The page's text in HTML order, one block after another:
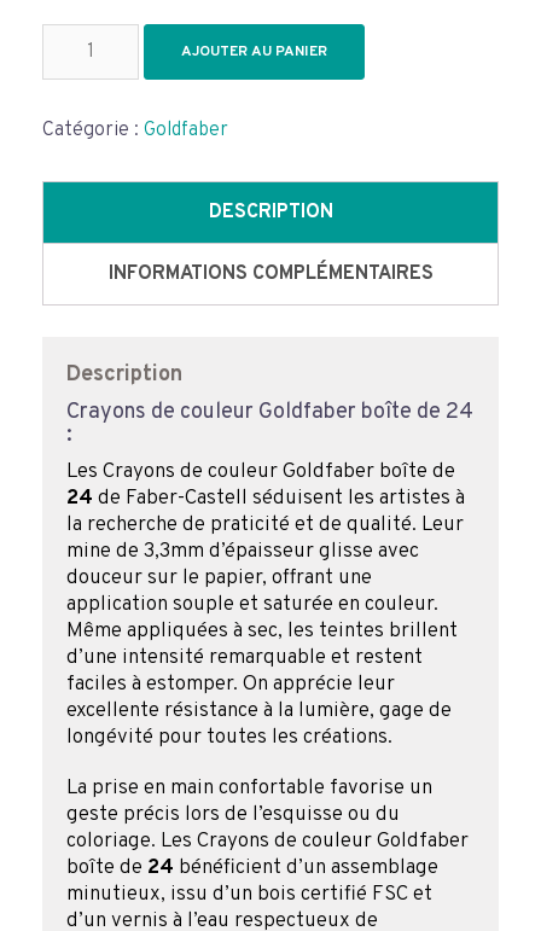
Crayons
couleur
boîte
AJOUTER AU PANIER
Catégorie : Goldfaber
DESCRIPTION
INFORMATIONS COMPLÉMENTAIRES
Description
Crayons de couleur Goldfaber boîte de 24
:
Les Crayons de couleur Goldfaber boîte de
24 de Faber-Castell séduisent les artistes à
la recherche de praticité et de qualité. Leur
mine de 3,3mm d’épaisseur glisse avec
douceur sur le papier, offrant une
application souple et saturée en couleur.
Même appliquées à sec, les teintes brillent
d’une intensité remarquable et restent
faciles à estomper. On apprécie leur
excellente résistance à la lumière, gage de
longévité pour toutes les créations.
La prise en main confortable favorise un
geste précis lors de l’esquisse ou du
coloriage. Les Crayons de couleur Goldfaber
boîte de 24 bénéficient d’un assemblage
minutieux, issu d’un bois certifié FSC et
d’un vernis à l’eau respectueux de